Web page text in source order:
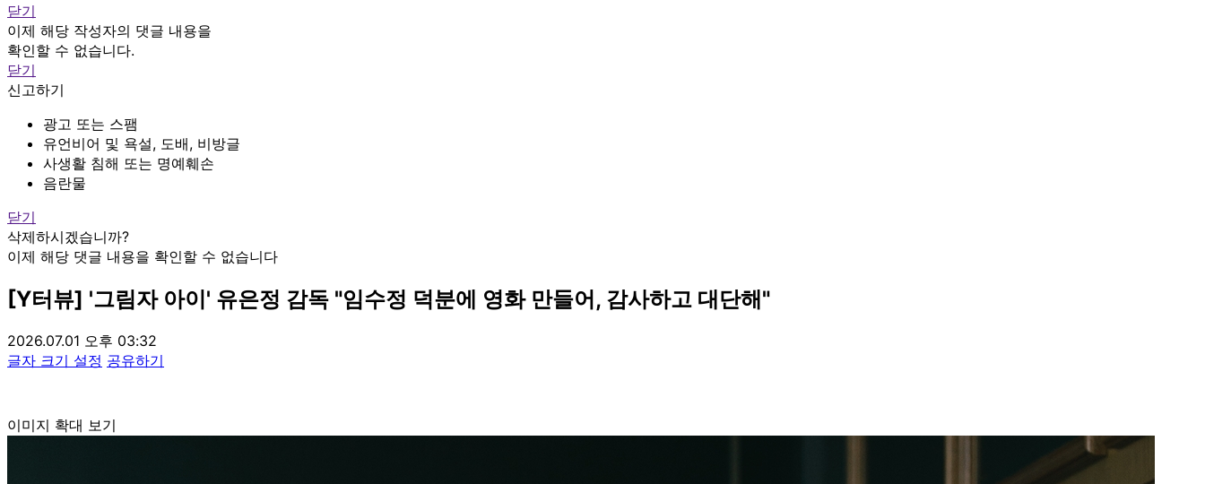
닫기
이제 해당 작성자의 댓글 내용을
확인할 수 없습니다.
닫기
신고하기
광고 또는 스팸
유언비어 및 욕설, 도배, 비방글
사생활 침해 또는 명예훼손
음란물
닫기
삭제하시겠습니까?
이제 해당 댓글 내용을 확인할 수 없습니다
[Y터뷰] '그림자 아이' 유은정 감독 "임수정 덕분에 영화 만들어, 감사하고 대단해"
2026.07.01 오후 03:32
글자 크기 설정 공유하기
이미지 확대 보기